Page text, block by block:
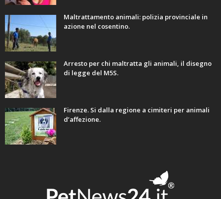
Maltrattamento animali: polizia provinciale in
azione nel cosentino.
Arresto per chi maltratta gli animali, il disegno
di legge del M5S.
Firenze. Si dalla regione a cimiteri per animali
d’affezione.